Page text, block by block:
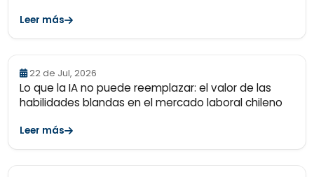
Leer más
22 de Jul, 2026
Lo que la IA no puede reemplazar: el valor de las
habilidades blandas en el mercado laboral chileno
Leer más